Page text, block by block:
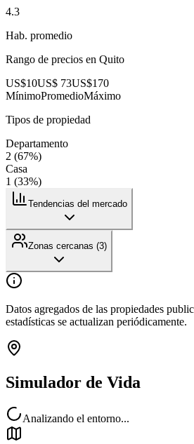
4.3
Hab. promedio
Rango de precios en Quito
US$10US$ 73US$170
MínimoPromedioMáximo
Tipos de propiedad
Departamento
2 (67%)
Casa
1 (33%)
Tendencias del mercado
Zonas cercanas (3)
Datos agregados de las propiedades
estadísticas se actualizan periódicamente.
Simulador de Vida
Analizando el entorno...